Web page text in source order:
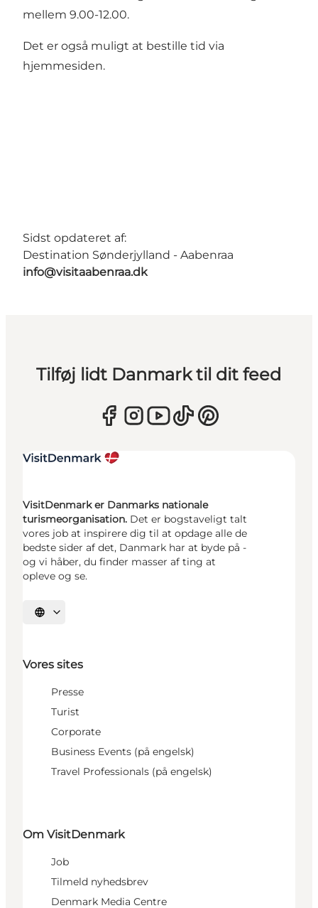
mellem 9.00-12.00.
Det er også muligt at bestille tid via
hjemmesiden.
Sidst opdateret af:
Destination Sønderjylland - Aabenraa
info@visitaabenraa.dk
Tilføj lidt Danmark til dit feed
VisitDenmark er Danmarks nationale
turismeorganisation. Det er bogstaveligt talt
vores job at inspirere dig til at opdage alle de
bedste sider af det, Danmark har at byde på -
og vi håber, du finder masser af ting at
opleve og se.
Vælg sprog
Vores sites
Presse
Turist
Corporate
Business Events (på engelsk)
Travel Professionals (på engelsk)
Om VisitDenmark
Job
Tilmeld nyhedsbrev
Denmark Media Centre